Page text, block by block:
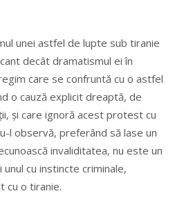
unei astfel de lupte sub tiranie
decât dramatismul ei în
regim care se confruntă cu o astfel
o cauză explicit dreaptă, de
și care ignoră acest protest cu
l observă, preferând să lase un
invaliditatea, nu este un
cu instincte criminale,
cu o tiranie.